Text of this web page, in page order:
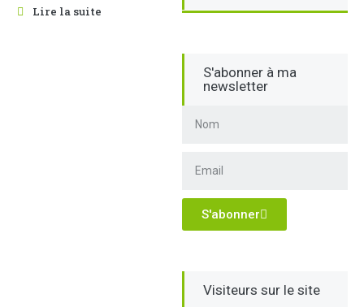
Lire la suite
S'abonner à ma
newsletter
S'abonner
Visiteurs sur le site